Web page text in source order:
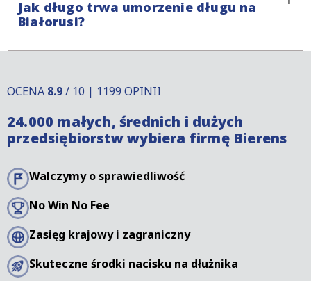
prawnymi.
stopnia skomplikowania sprawy i tego, czy dłużnik
podniesie zarzut.
Jak długo trwa umorzenie długu na
Białorusi?
Białorusi różni się od okresu przedawnienia w
innych krajach. Istnieją również pewne sposoby na
przerwanie biegu przedawnienia. Aby uzyskać
więcej informacji, prosimy o kontakt z naszymi
OCENA 8.9/ 10 | 1199 OPINII
24.000 małych, średnich i dużych
przedsiębiorstw wybiera firmę Bierens
Walczymy o sprawiedliwość
No Win No Fee
Zasięg krajowy i zagraniczny
Skuteczne środki nacisku na dłużnika